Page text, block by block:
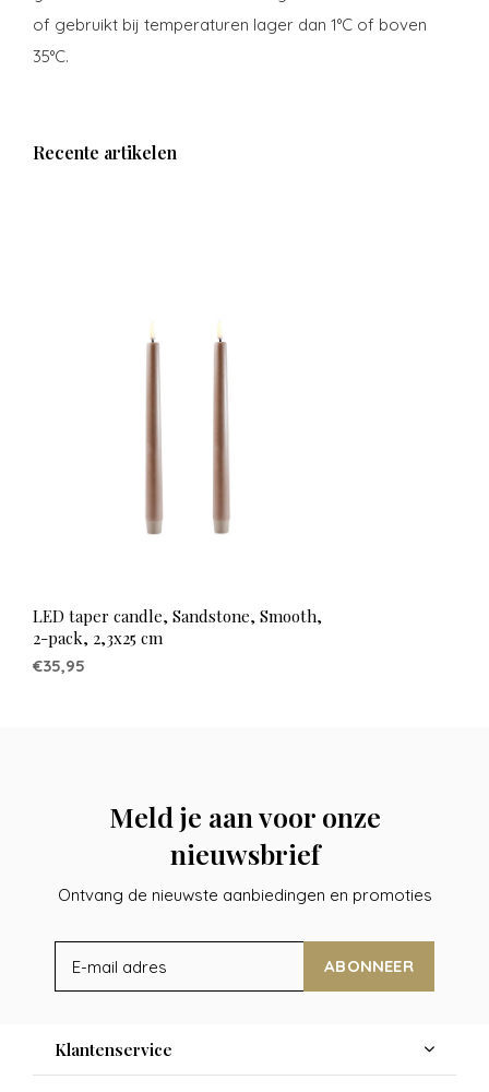
of gebruikt bij temperaturen lager dan 1°C of boven
35°C.
Recente artikelen
LED taper candle, Sandstone, Smooth,
2-pack, 2,3x25 cm
€35,95
Meld je aan voor onze
nieuwsbrief
Ontvang de nieuwste aanbiedingen en promoties
ABONNEER
Klantenservice